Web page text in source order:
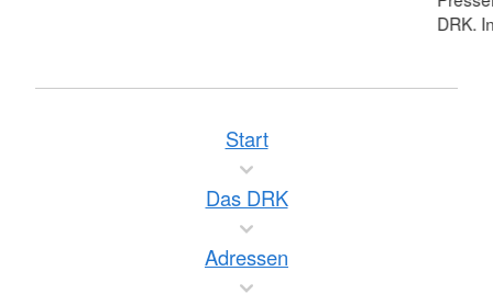
DRK.
Start
Das DRK
Adressen